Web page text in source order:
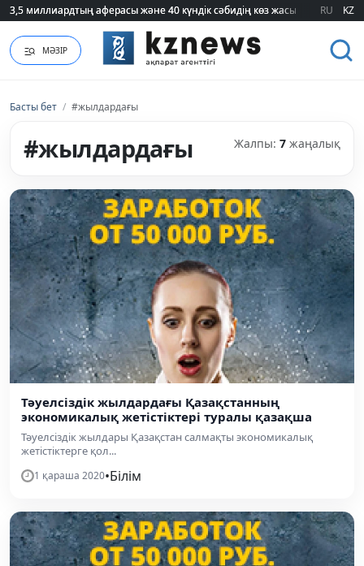
3,5 миллиардтың аферасы және 40 күндік сәбидің көз жасы:
3,5 миллиардтың аферасы және 40 күндік сәбидің көз жасы: RU KZ
МӘЗІР
Басты бет / #жылдардағы
#жылдардағы Жалпы: 7 жаңалық
Тәуелсіздік жылдардағы Қазақстанның
экономикалық жетістіктері туралы қазақша
Тәуелсіздік жылдары Қазақстан салмақты экономикалық
жетістіктерге қол...
1 қараша 2020•Білім